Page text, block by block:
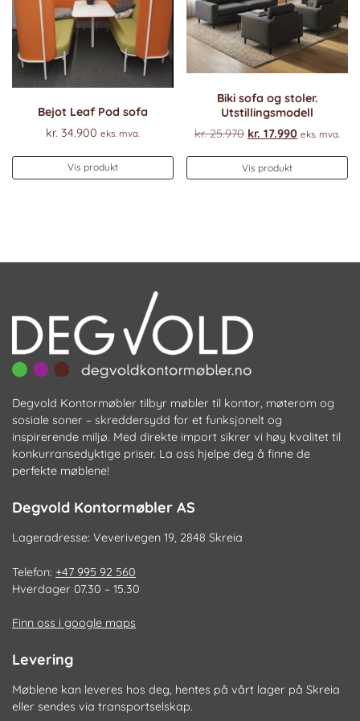
Bejot Leaf Pod sofa
kr. 34.900 eks. mva.
Vis produkt
Biki sofa og stoler.
Utstillingsmodell
kr.25.970 Opprinnelig
var:
kr. 25.970.
kr. 17.990Nåværende
kr. 17.990.
eks. mva.
Vis produkt
Degvold Kontormøbler tilbyr møbler til kontor, møterom og
sosiale soner – skreddersydd for et funksjonelt og
inspirerende miljø. Med direkte import sikrer vi høy kvalitet til
konkurransedyktige priser. La oss hjelpe deg å finne de
perfekte møblene!
Degvold Kontormøbler AS
Lageradresse: Veverivegen 19, 2848 Skreia
Telefon: +47 995 92 560
Hverdager 07.30 – 15.30
Finn oss i google maps
Levering
Møblene kan leveres hos deg, hentes på vårt lager på Skreia
eller sendes via transportselskap.